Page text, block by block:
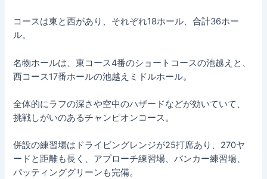
コースは東と西があり、それぞれ18ホール、合計36ホー
ル。
名物ホールは、東コース4番のショートコースの池越えと、
西コース17番ホールの池越えミドルホール。
全体的にラフの深さや空中のハザードなどが効いていて、
挑戦しがいのあるチャンピオンコース。
併設の練習場はドライビングレンジが25打席あり、270ヤ
ードと距離も長く、アプローチ練習場、バンカー練習場、
パッティンググリーンも完備。